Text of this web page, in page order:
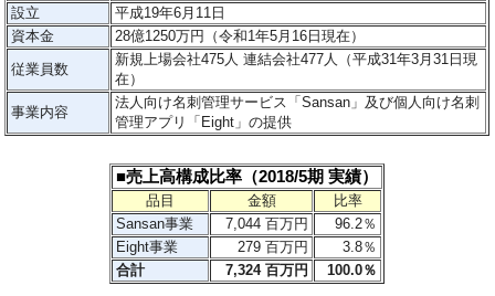
設立
平成19年6月11日
資本金
28億1250万円（令和1年5月16日現在）
従業員数
新規上場会社475人 連結会社477人（平成31年3月31日現
在）
事業内容
法人向け名刺管理サービス「Sansan」及び個人向け名刺
管理アプリ「Eight」の提供
■売上高構成比率（2018/5期 実績）
品目 金額
比率
Sansan事業
7,044 百万円
96.2％
Eight事業
279 百万円
3.8％
合計
7,324 百万円 100.0％